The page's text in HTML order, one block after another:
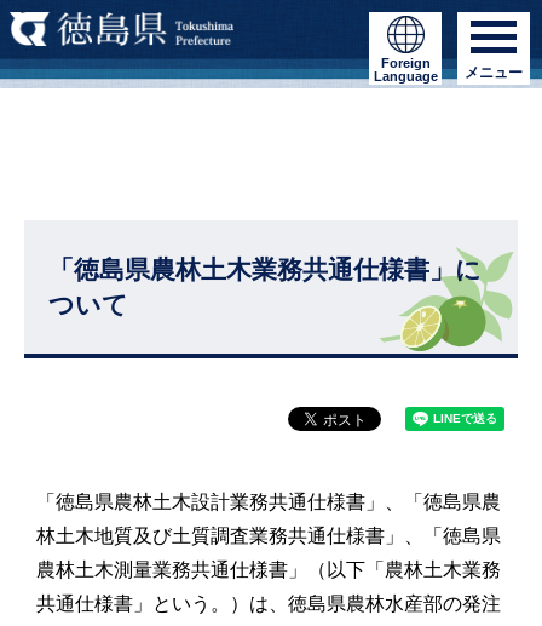
Foreign
Language
メニュー
「徳島県農林土木業務共通仕様書」に
ついて
「徳島県農林土木設計業務共通仕様書」、「徳島県農
林土木地質及び土質調査業務共通仕様書」、「徳島県
農林土木測量業務共通仕様書」（以下「農林土木業務
共通仕様書」という。）は、徳島県農林水産部の発注